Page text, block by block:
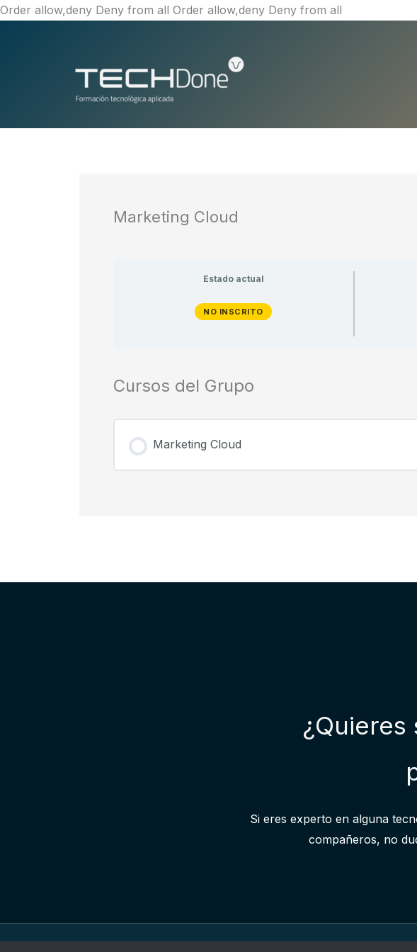
Order allow,deny Deny from all Order allow,deny Deny from all
Marketing Cloud
Estado actual
NO INSCRITO
Cursos del Grupo
Marketing Cloud
Si eres experto en alguna
compañeros, no